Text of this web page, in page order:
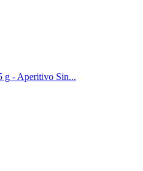
g - Aperitivo Sin...